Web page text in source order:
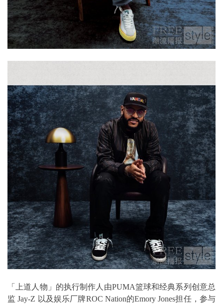
「上道人物」的执行制作人由PUMA篮球和经典系列创意总
监 Jay-Z 以及娱乐厂牌ROC Nation的Emory Jones担任，参与